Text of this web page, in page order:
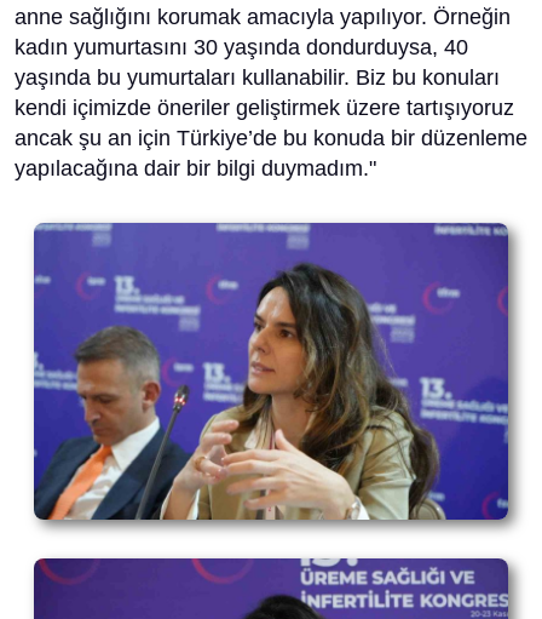
anne sağlığını korumak amacıyla yapılıyor. Örneğin
kadın yumurtasını 30 yaşında dondurduysa, 40
yaşında bu yumurtaları kullanabilir. Biz bu konuları
kendi içimizde öneriler geliştirmek üzere tartışıyoruz
ancak şu an için Türkiye’de bu konuda bir düzenleme
yapılacağına dair bir bilgi duymadım."